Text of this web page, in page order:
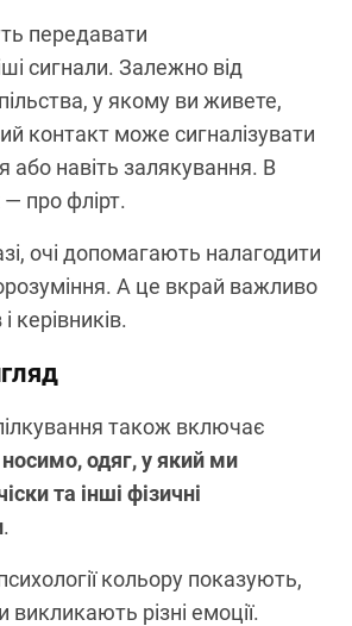
передавати
сигнали. Залежно від
у якому ви живете,
контакт може сигналізувати
або навіть залякування. В
про флірт.
очі допомагають налагодити
А це вкрай важливо
керівників.
також включає
одяг, у який ми
та інші фізичні
.
кольору показують,
викликають різні емоції.